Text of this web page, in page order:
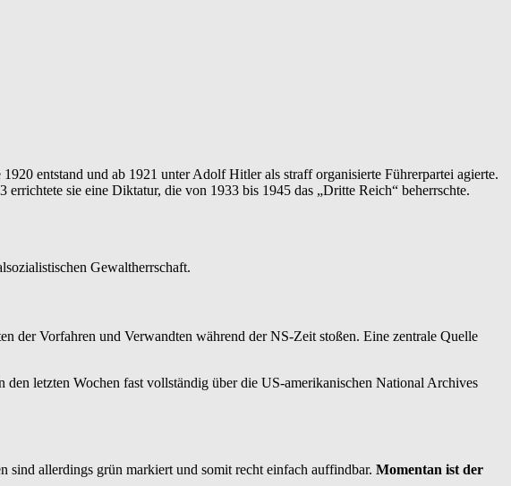
entstand und ab 1921 unter Adolf Hitler als straff organisierte Führerpartei agierte.
sie eine Diktatur, die von 1933 bis 1945 das „Dritte Reich“ beherrschte.
Gewaltherrschaft.
der Vorfahren und Verwandten während der NS-Zeit stoßen. Eine zentrale Quelle
letzten Wochen fast vollständig über die US-amerikanischen National Archives
sind allerdings grün markiert und somit recht einfach auffindbar. Momentan ist der